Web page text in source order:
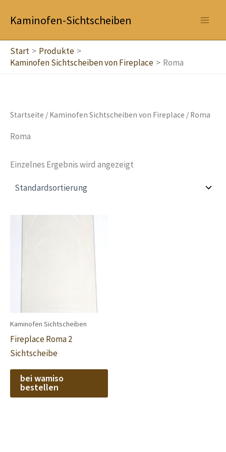
InhaltKaminofen-Sichtscheiben
Start
Produkte
Kaminofen Sichtscheiben von Fireplace
Roma
Startseite / Kaminofen Sichtscheiben von Fireplace / Roma
Roma
Einzelnes Ergebnis wird angezeigt
Kaminofen Sichtscheiben
Fireplace Roma 2
Sichtscheibe
bei wamiso
bestellen